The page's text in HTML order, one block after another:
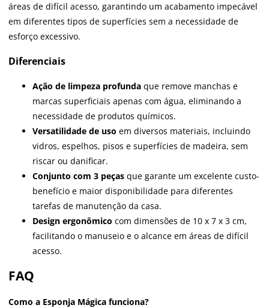
áreas de difícil acesso, garantindo um acabamento impecável
em diferentes tipos de superfícies sem a necessidade de
esforço excessivo.
Diferenciais
Ação de limpeza profunda que remove manchas e
marcas superficiais apenas com água, eliminando a
necessidade de produtos químicos.
Versatilidade de uso em diversos materiais, incluindo
vidros, espelhos, pisos e superfícies de madeira, sem
riscar ou danificar.
Conjunto com 3 peças que garante um excelente custo-
benefício e maior disponibilidade para diferentes
tarefas de manutenção da casa.
Design ergonômico com dimensões de 10 x 7 x 3 cm,
facilitando o manuseio e o alcance em áreas de difícil
acesso.
FAQ
Como a Esponja Mágica funciona?